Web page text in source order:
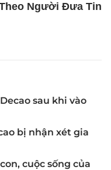
Người Đưa Tin
sau khi vào
bị nhận xét gia
cuộc sống của